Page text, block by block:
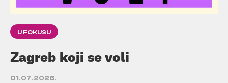
U FOKUSU
Zagreb koji se voli
01.07.2026.